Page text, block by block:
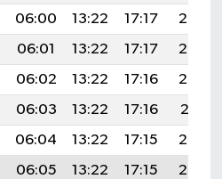
06:00 13:22 17:17
20:35
06:01 13:22 17:17
20:34
06:02 13:22 17:16
20:32
06:03 13:22 17:16
20:31
06:04 13:22 17:15
20:30
06:05 13:22 17:15
20:29